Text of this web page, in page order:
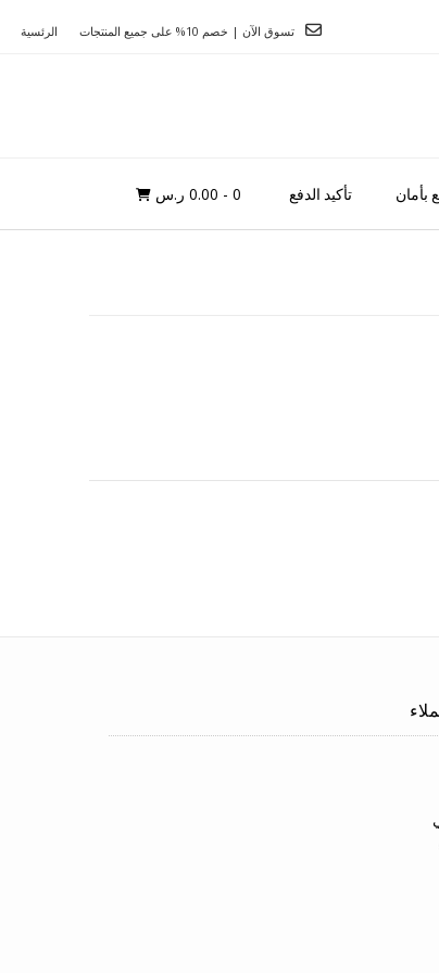
الرئسية تسوق الآن | خصم 10% على جميع المنتجات
تأكيد الدفع بأمان 0 - 0.00 ر.س